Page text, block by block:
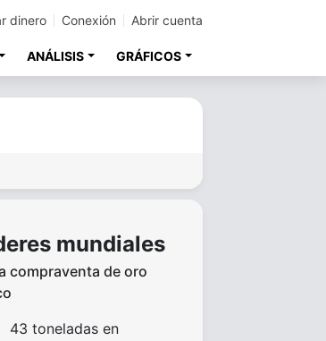
dinero Conexión Abrir cuenta
ANÁLISIS GRÁFICOS
mundiales
compraventa de oro
43 toneladas en